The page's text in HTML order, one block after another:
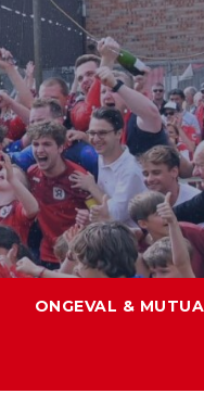
ONGEVAL &